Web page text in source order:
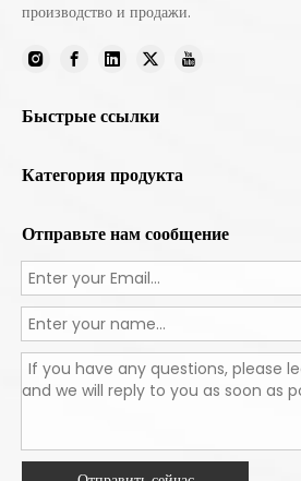
производство и продажи.
Быстрые ссылки
Категория продукта
Отправьте нам сообщение